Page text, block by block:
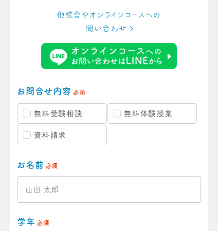
他校舎やオンラインコースへの
問い合わせ
お問合せ内容 必須
無料受験相談 無料体験授業
資料請求
お名前 必須
学年 必須